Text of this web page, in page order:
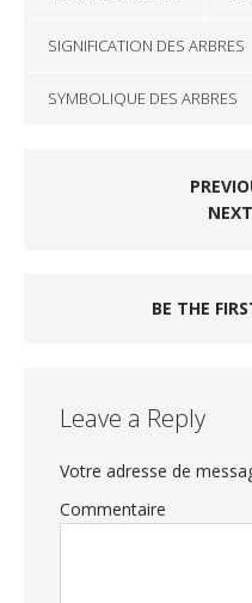
SIGNIFICATION DES ARBRES
SYMBOLIQUE DES ARBRES
BE THE
Leave a Reply
Votre adresse de
Commentaire